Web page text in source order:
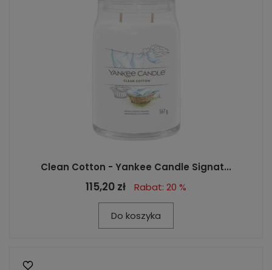
Clean Cotton - Yankee Candle Signat...
115,20 zł Rabat: 20 %
Do koszyka